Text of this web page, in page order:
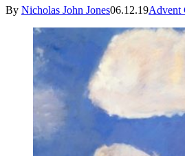
By Nicholas John Jones06.12.19Advent